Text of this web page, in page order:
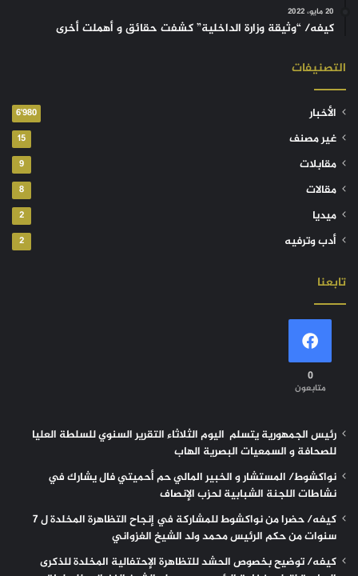
20 مايو، 2022
كيفه/ “وثيقة وزارة الداخلية” كشفت حقائق و أهملت أخرى
التصنيفات
الأخبار 6٬980
غير مصنف 15
مقابلات 9
مقالات 8
ميديا 2
أدب وترفيه 2
تابعنا
0
متابعون
رئيس الجمهورية يتسلم اليوم الثلاثاء التقرير السنوي للسلطة العليا
للصحافة و السمعيات البصرية الهاب
نواكشوط/ المستشار و الخبير المالي حم أحميتي فال يشارك في
نشاطات اللجنة الشبابية لحزب الإنصاف
كيفه/ حضرا من نواكشوط للمشاركة في إنجاح التظاهرة المخلدة ل 7
سنوات من حكم الرئيس محمد ولد الشيخ الغزواني
كيفه/ توضيح بخصوص الحشد للتظاهرة الإحتفالية المخلدة للذكرى